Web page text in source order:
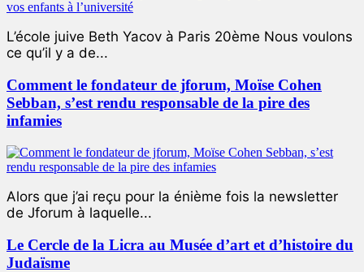
L’école juive Beth Yacov à Paris 20ème Nous voulons
ce qu’il y a de...
Comment le fondateur de jforum, Moïse Cohen
Sebban, s’est rendu responsable de la pire des
infamies
Alors que j’ai reçu pour la énième fois la newsletter
de Jforum à laquelle...
Le Cercle de la Licra au Musée d’art et d’histoire du
Judaïsme